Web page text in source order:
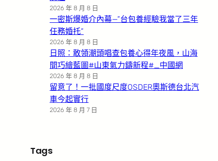
2026 年 8 月 8 日
一密斯爆婚介內幕—”台包養經驗我當了三年
任務婚托”
2026 年 8 月 8 日
日照：敢領潮頭唱查包養心得年夜風，山海
間巧繪藍圖#山東氣力鑄新程#_中國網
2026 年 8 月 8 日
留意了！一批國度尺度OSDER奧斯德台北汽
車今起實行
2026 年 8 月 7 日
Tags